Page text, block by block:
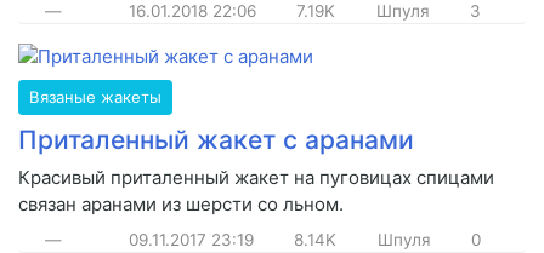
— 16.01.2018 22:06 7.19K Шпуля 3
Вязаные жакеты
Приталенный жакет с аранами
Красивый приталенный жакет на пуговицах спицами
связан аранами из шерсти со льном.
— 09.11.2017 23:19 8.14K Шпуля 0